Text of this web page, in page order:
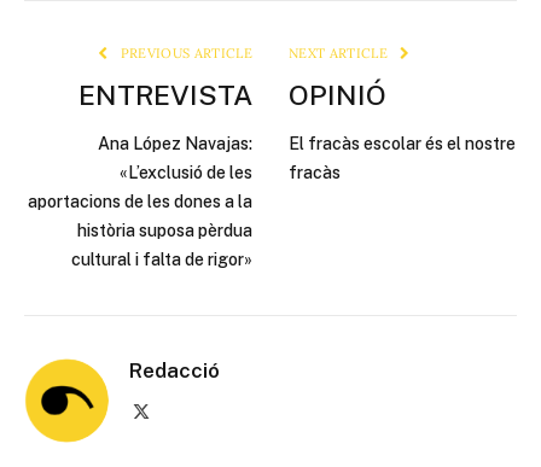
PREVIOUS ARTICLE
ENTREVISTA
Ana López Navajas:
«L’exclusió de les
aportacions de les dones a la
història suposa pèrdua
cultural i falta de rigor»
NEXT ARTICLE
OPINIÓ
El fracàs escolar és el nostre
fracàs
Redacció